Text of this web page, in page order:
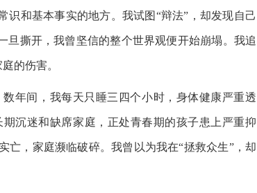
识和基本事实的地方。我试图“辩法”，却发现自己
旦撕开，我曾坚信的整个世界观便开始崩塌。我追
的伤害。
年间，我每天只睡三四个小时，身体健康严重透
沉迷和缺席家庭，正处青春期的孩子患上严重抑
亡，家庭濒临破碎。我曾以为我在“拯救众生”，却